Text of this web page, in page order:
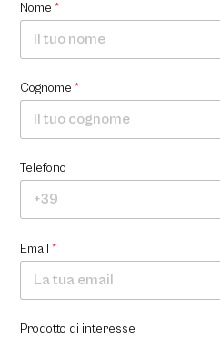
Nome*
Cognome*
Telefono
Email*
Prodotto di interesse